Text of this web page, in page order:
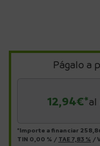
Págalo a
12,94€*al
*Importe a financiar
TIN 0,00 % / TAE 7,83 % /